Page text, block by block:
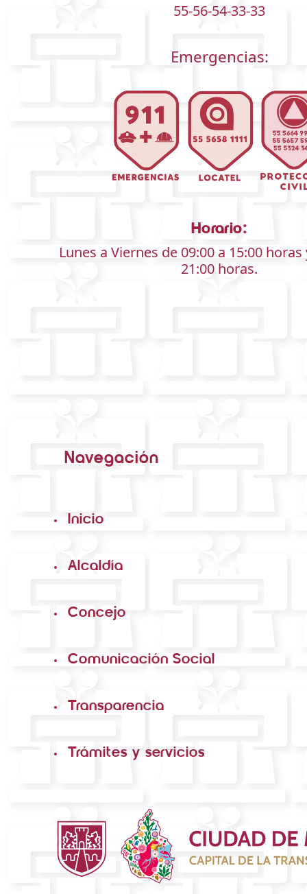
55-56-54-33-33
Emergencias:
Horario:
Lunes a Viernes de 09:00 a 15:00 horas
21:00 horas.
Navegación
Inicio
Alcaldía
Concejo
Comunicación Social
Transparencia
Trámites y servicios